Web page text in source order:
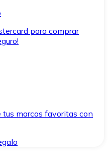
para comprar
tus marcas favoritas con